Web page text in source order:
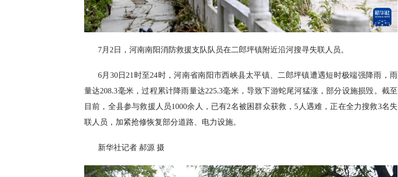
7月2日，河南南阳消防救援支队队员在二郎坪镇附近沿河搜寻失联人员。
6月30日21时至24时，河南省南阳市西峡县太平镇、二郎坪镇遭遇短时极端强降雨，雨
量达208.3毫米，过程累计降雨量达225.3毫米，导致下游蛇尾河猛涨，部分设施损毁。截至
目前，全县参与救援人员1000余人，已有2名被困群众获救，5人遇难，正在全力搜救3名失
联人员，加紧抢修恢复部分道路、电力设施。
新华社记者 郝源 摄